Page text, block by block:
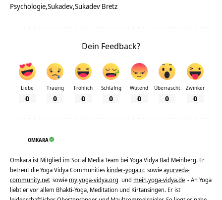
Psychologie Sukadev Sukadev Bretz
Dein Feedback?
Liebe
0
Traurig
0
Fröhlich
0
Schläfrig
0
Wütend
0
Überrascht
0
Zwinker
0
OMKARA
Omkara ist Mitglied im Social Media Team bei Yoga Vidya Bad Meinberg. Er
betreut die Yoga Vidya Communities kinder-yoga.cc sowieayurveda-
community.net sowie my.yoga-vidya.org und mein.yoga-vidya.de - An Yoga
liebt er vor allem Bhakti-Yoga, Meditation und Kirtansingen. Er ist